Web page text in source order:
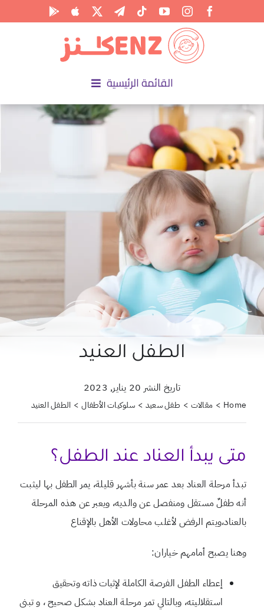
القائمة الرئيسية
الرئيسية
الأكاديمية
الأنشطة
المناسبات
المقالات
حول علمتني كنز
احجزي استشارة
الطفل العنيد
Home مقالات طفل سعيد سلوكيات الأطفال الطفل العنيد
تاريخ النشر 20 يناير, 2023
متى يبدأ العناد عند الطفل؟
تبدأ مرحلة العناد بعد عمر سنة بأشهر قليلة، يمر الطفل بها ليثبت
أنه طفلٌ مستقل ومنفصل عن والديه، ويعبر عن هذه المرحلة
بالعناد،ويتم الرفض لأغلب محاولات الأهل بالإقناع
وهنا يصبح أمامهم خياران:
إعطاء الطفل الفرصة الكاملة لإثبات ذاته وتحقيق
استقلاليته، وبالتالي تمر مرحلة العناد بشكل صحيح ، و تبنى